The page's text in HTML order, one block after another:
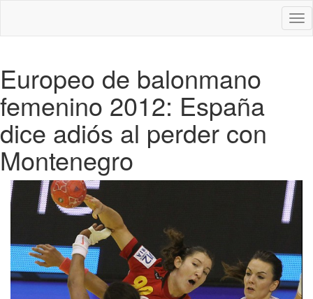
Europeo de balonmano
femenino 2012: España
dice adiós al perder con
Montenegro